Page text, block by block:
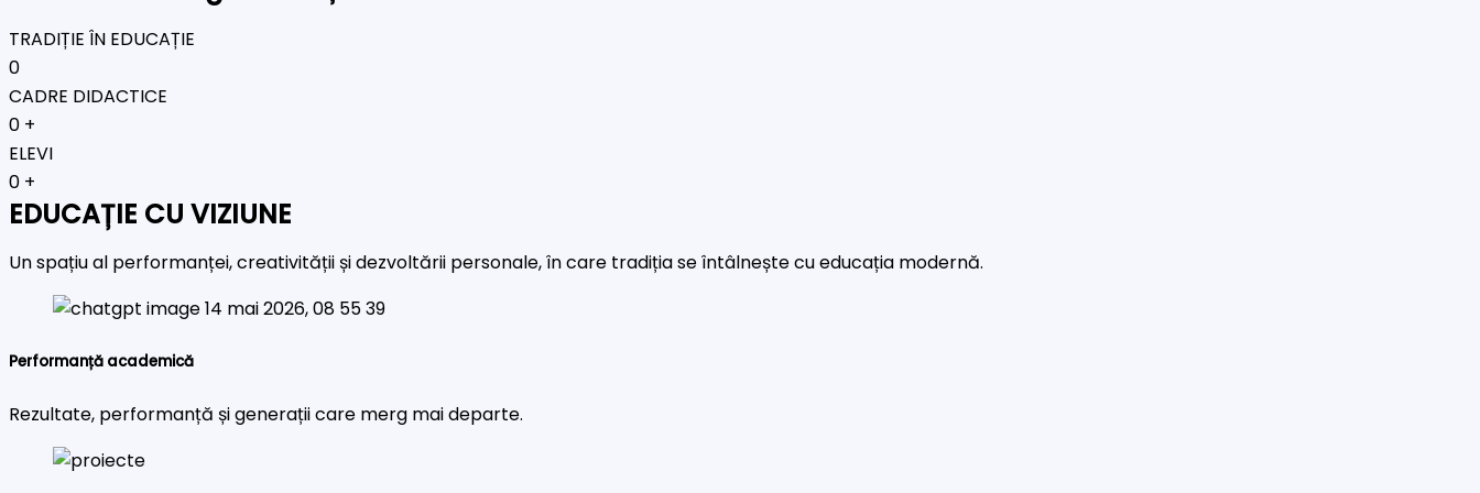
TRADIȚIE ÎN EDUCAȚIE
0
CADRE DIDACTICE
0 +
ELEVI
0 +
EDUCAȚIE CU VIZIUNE
Un spațiu al performanței, creativității și dezvoltării personale, în care tradiția se întâlnește cu educația modernă.
Performanță academică
Rezultate, performanță și generații care merg mai departe.